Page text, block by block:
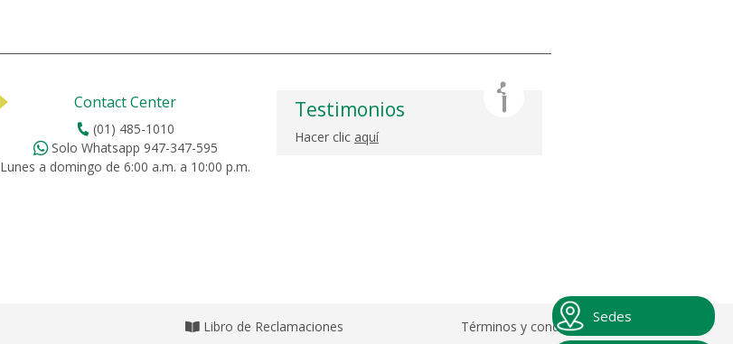
Sedes
Contact Center
(01) 485-1010
Solo Whatsapp 947-347-595
Lunes a domingo de 6:00 a.m. a 10:00 p.m.
Testimonios
Hacer clic aquí
Libro de Reclamaciones Términos y condiciones